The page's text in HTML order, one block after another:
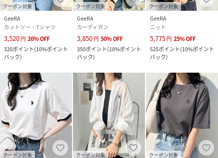
クーポン対象
GeeRA
カットソー・Tシャツ
3,520円 20%OFF
320ポイント(10%ポイント
バック)
クーポン対象
GeeRA
カーディガン
3,850円 50%OFF
350ポイント(10%ポイント
バック)
クーポン対象
GeeRA
ニット
5,775円 25%OFF
525ポイント(10%ポイント
バック)
クーポン対象 クーポン対象 クーポン対象